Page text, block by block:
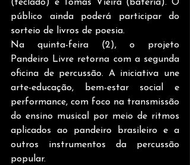
(teclado) e Tomás Vieira (bateria). O
público ainda poderá participar do
sorteio de livros de poesia.
Na quinta-feira (2), o projeto
Pandeiro Livre retorna com a segunda
oficina de percussão. A iniciativa une
arte-educação, bem-estar social e
performance, com foco na transmissão
do ensino musical por meio de ritmos
aplicados ao pandeiro brasileiro e a
outros instrumentos da percussão
popular.